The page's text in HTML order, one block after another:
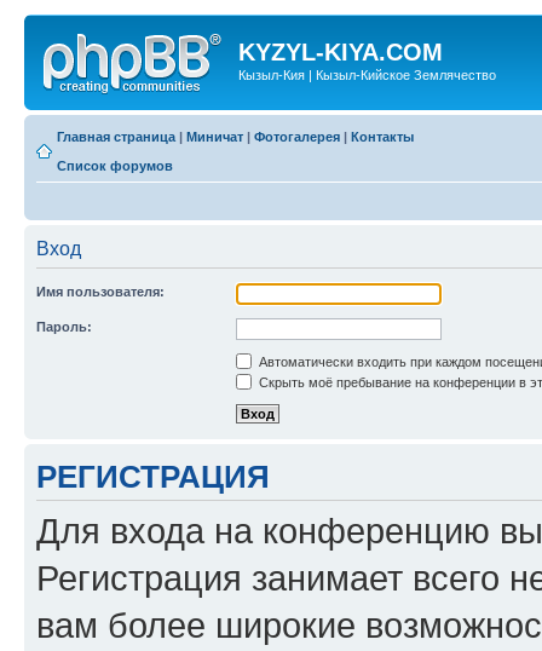
KYZYL-KIYA.COM
Кызыл-Кия | Кызыл-Кийское Землячество
Главная страница | Миничат | Фотогалерея | Контакты
Список форумов
Вход
Имя пользователя:
Пароль:
Автоматически входить при каждом
Скрыть моё пребывание на конференции в
РЕГИСТРАЦИЯ
Для входа на конференцию
Регистрация занимает всего
вам более широкие